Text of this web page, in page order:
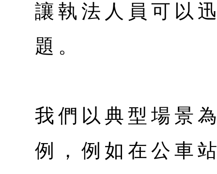
讓執法人員可以
題。
我們以典型場景
例，例如在公車